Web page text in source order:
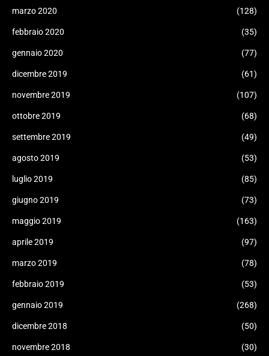
marzo 2020 (128)
febbraio 2020 (35)
gennaio 2020 (77)
dicembre 2019 (61)
novembre 2019 (107)
ottobre 2019 (68)
settembre 2019 (49)
agosto 2019 (53)
luglio 2019 (85)
giugno 2019 (73)
maggio 2019 (163)
aprile 2019 (97)
marzo 2019 (78)
febbraio 2019 (53)
gennaio 2019 (268)
dicembre 2018 (50)
novembre 2018 (30)